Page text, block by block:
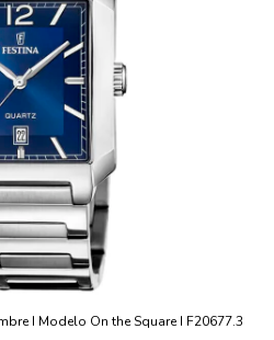
I Modelo On the Square I F20677.3